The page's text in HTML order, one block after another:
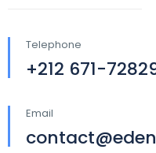
Telephone
+212 671-
Email